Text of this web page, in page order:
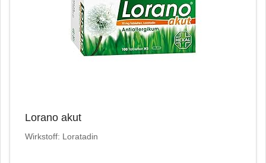
Lorano akut
Wirkstoff: Loratadin